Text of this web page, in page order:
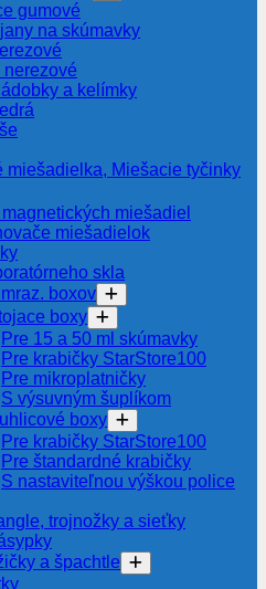
gumové
na skúmavky
nerezové
a kelímky
miešadielka, Miešacie tyčinky
miešadiel
miešadielok
skla
boxov
boxy
Pre 15 a 50 ml skúmavky
Pre krabičky StarStore100
Pre mikroplatničky
S výsuvným šuplíkom
boxy
Pre krabičky StarStore100
Pre štandardné krabičky
S nastaviteľnou výškou police
trojnožky a sieťky
a špachtle